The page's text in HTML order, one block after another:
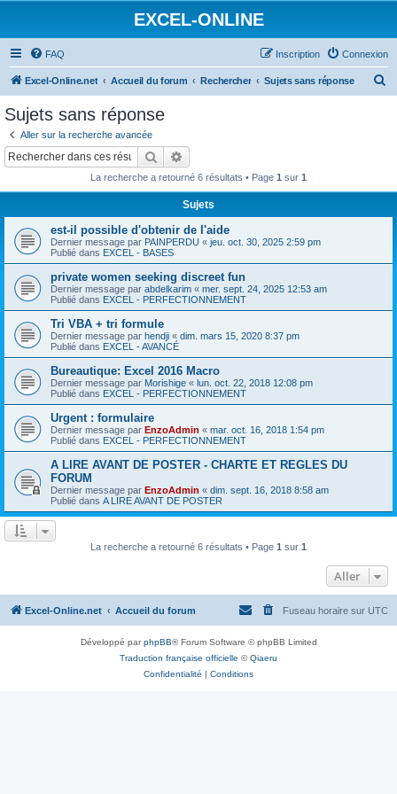
EXCEL-ONLINE
FAQ Connexion
Inscription
Excel-Online.net Accueil du forum Rechercher Sujets sans réponse
Sujets sans réponse
Aller sur la recherche avancée
Rechercher
La recherche a retourné 6 résultats • Page 1 sur 1
Sujets
est-il possible d'obtenir de l'aide
Dernier message par PAINPERDU « jeu. oct. 30, 2025 2:59 pm
Publié dans EXCEL - BASES
private women seeking discreet fun
Dernier message par abdelkarim « mer. sept. 24, 2025 12:53 am
Publié dans EXCEL - PERFECTIONNEMENT
Tri VBA + tri formule
Dernier message par hendji « dim. mars 15, 2020 8:37 pm
Publié dans EXCEL - AVANCÉ
Bureautique: Excel 2016 Macro
Dernier message par Morishige « lun. oct. 22, 2018 12:08 pm
Publié dans EXCEL - PERFECTIONNEMENT
Urgent : formulaire
Dernier message par EnzoAdmin « mar. oct. 16, 2018 1:54 pm
Publié dans EXCEL - PERFECTIONNEMENT
A LIRE AVANT DE POSTER - CHARTE ET REGLES DU
FORUM
Dernier message par EnzoAdmin « dim. sept. 16, 2018 8:58 am
Publié dans A LIRE AVANT DE POSTER
La recherche a retourné 6 résultats • Page 1 sur 1
Aller
Excel-Online.net Accueil du forum Fuseau horaire sur UTC
Développé parphpBB® Forum Software © phpBB Limited
Traduction française officielle ©Qiaeru
Confidentialité | Conditions